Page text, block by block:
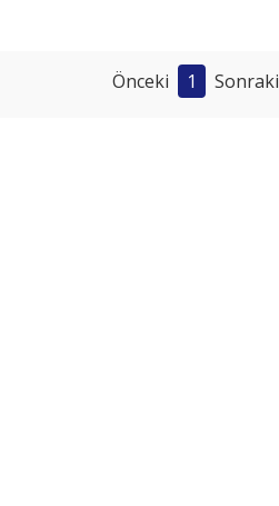
Önceki 1 Sonraki